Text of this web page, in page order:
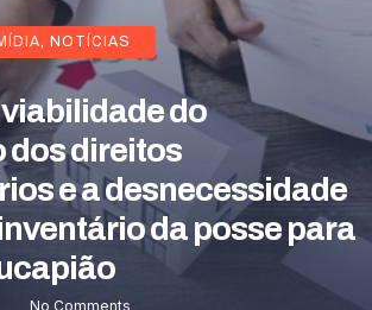
, NOTÍCIAS
do
dos direitos
e a desnecessidade
da posse para
No Comments